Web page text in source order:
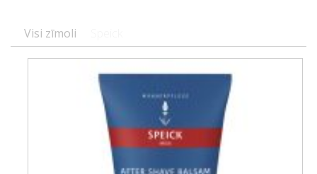
Visi zīmoli